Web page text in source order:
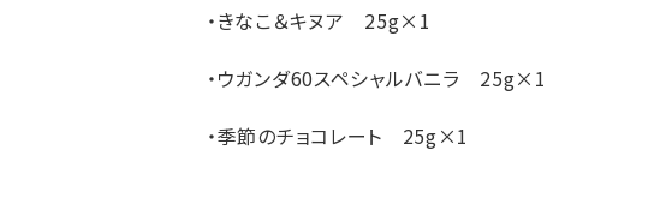
・きなこ＆キヌア 25g×1
・ウガンダ60スペシャルバニラ 25g×1
・季節のチョコレート 25g×1